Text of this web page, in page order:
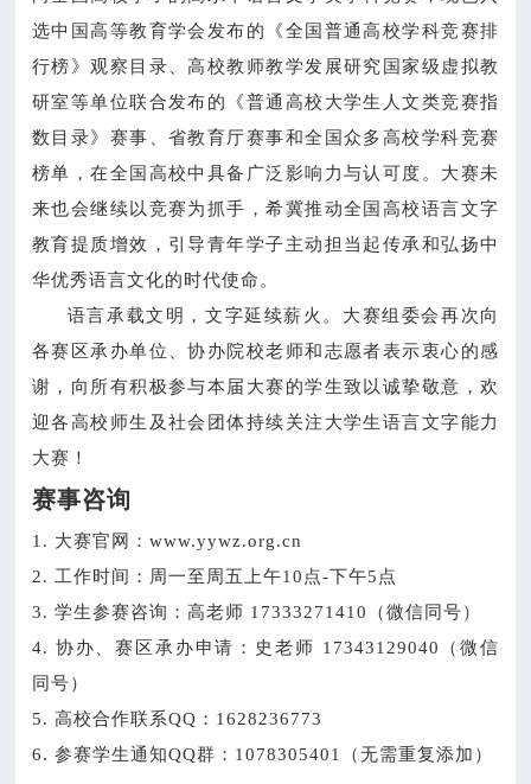
选中国高等教育学会发布的《全国普通高校学科竞赛排
行榜》观察目录、高校教师教学发展研究国家级虚拟教
研室等单位联合发布的《普通高校大学生人文类竞赛指
数目录》赛事、省教育厅赛事和全国众多高校学科竞赛
榜单，在全国高校中具备广泛影响力与认可度。大赛未
来也会继续以竞赛为抓手，希冀推动全国高校语言文字
教育提质增效，引导青年学子主动担当起传承和弘扬中
华优秀语言文化的时代使命。
语言承载文明，文字延续薪火。大赛组委会再次向
各赛区承办单位、协办院校老师和志愿者表示衷心的感
谢，向所有积极参与本届大赛的学生致以诚挚敬意，欢
迎各高校师生及社会团体持续关注大学生语言文字能力
大赛！
赛事咨询
1. 大赛官网： www.yywz.org.cn
2. 工作时间：周一至周五上午10点-下午5点
3. 学生参赛咨询：高老师 17333271410（微信同号）
4. 协办、赛区承办申请：史老师 17343129040（微信
同号）
5. 高校合作联系QQ：1628236773
6. 参赛学生通知QQ群：1078305401（无需重复添加）